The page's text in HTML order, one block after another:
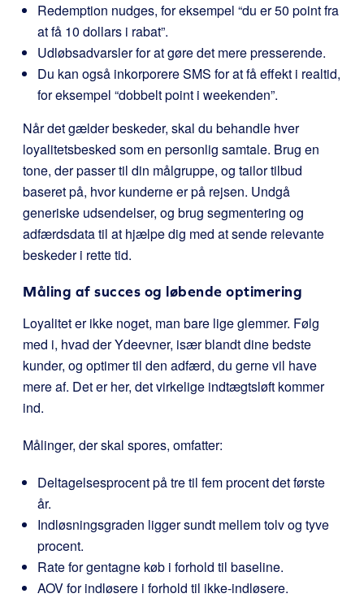
Redemption nudges, for eksempel “du er 50 point fra
at få 10 dollars i rabat”.
Udløbsadvarsler for at gøre det mere presserende.
Du kan også inkorporere SMS for at få effekt i realtid,
for eksempel “dobbelt point i weekenden”.
Når det gælder beskeder, skal du behandle hver
loyalitetsbesked som en personlig samtale. Brug en
tone, der passer til din målgruppe, og tailor tilbud
baseret på, hvor kunderne er på rejsen. Undgå
generiske udsendelser, og brug segmentering og
adfærdsdata til at hjælpe dig med at sende relevante
beskeder i rette tid.
Måling af succes og løbende optimering
Loyalitet er ikke noget, man bare lige glemmer. Følg
med i, hvad der Ydeevner, især blandt dine bedste
kunder, og optimer til den adfærd, du gerne vil have
mere af. Det er her, det virkelige indtægtsløft kommer
ind.
Målinger, der skal spores, omfatter:
Deltagelsesprocent på tre til fem procent det første
år.
Indløsningsgraden ligger sundt mellem tolv og tyve
procent.
Rate for gentagne køb i forhold til baseline.
AOV for indløsere i forhold til ikke-indløsere.